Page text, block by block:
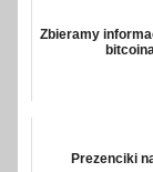
Zbieramy
Prezenciki